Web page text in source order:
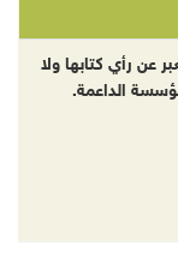
عن رأي كتابها ولا
الداعمة.